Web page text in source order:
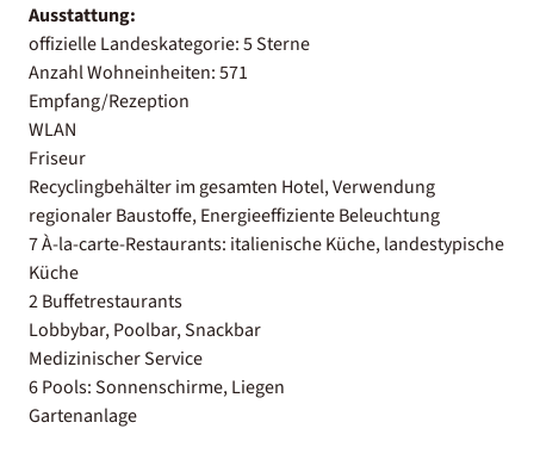
Ausstattung:
offizielle Landeskategorie: 5 Sterne
Anzahl Wohneinheiten: 571
Empfang/Rezeption
WLAN
Friseur
Recyclingbehälter im gesamten Hotel, Verwendung
regionaler Baustoffe, Energieeffiziente Beleuchtung
7 À-la-carte-Restaurants: italienische Küche, landestypische
Küche
2 Buffetrestaurants
Lobbybar, Poolbar, Snackbar
Medizinischer Service
6 Pools: Sonnenschirme, Liegen
Gartenanlage